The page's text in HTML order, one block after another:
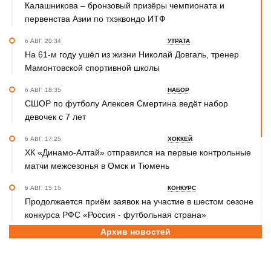
Калашникова – бронзовый призёры чемпионата и
первенства Азии по тхэквондо ИТФ
6 АВГ. 20:34 УТРАТА
На 61-м году ушёл из жизни Николай Довгаль, тренер
Мамонтовской спортивной школы
6 АВГ. 18:35 НАБОР
СШОР по футболу Алексея Смертина ведёт набор
девочек с 7 лет
6 АВГ. 17:25 ХОККЕЙ
ХК «Динамо-Алтай» отправился на первые контрольные
матчи межсезонья в Омск и Тюмень
6 АВГ. 15:15 КОНКУРС
Продолжается приём заявок на участие в шестом сезоне
конкурса РФС «Россия - футбольная страна»
6 АВГ. 14:45 СПОРТИВНАЯ ПОЛИТИКА
Архив новостей